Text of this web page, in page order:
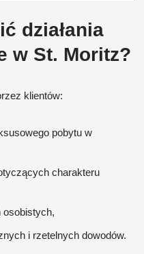
działania
w St. Moritz?
klientów:
pobytu w
charakteru
osobistych,
i rzetelnych dowodów.